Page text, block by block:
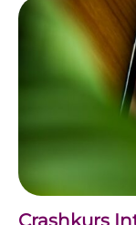
Crashkurs